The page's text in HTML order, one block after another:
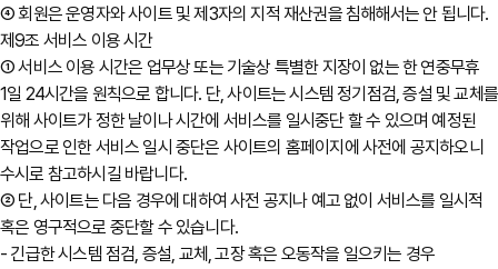
④ 회원은 운영자와 사이트 및 제3자의 지적 재산권을 침해해서는 안 됩니다.
제9조 서비스 이용 시간
① 서비스 이용 시간은 업무상 또는 기술상 특별한 지장이 없는 한 연중무휴
1일 24시간을 원칙으로 합니다. 단, 사이트는 시스템 정기점검, 증설 및 교체를
위해 사이트가 정한 날이나 시간에 서비스를 일시중단 할 수 있으며 예정된
작업으로 인한 서비스 일시 중단은 사이트의 홈페이지에 사전에 공지하오니
수시로 참고하시길 바랍니다.
② 단, 사이트는 다음 경우에 대하여 사전 공지나 예고 없이 서비스를 일시적
혹은 영구적으로 중단할 수 있습니다.
- 긴급한 시스템 점검, 증설, 교체, 고장 혹은 오동작을 일으키는 경우